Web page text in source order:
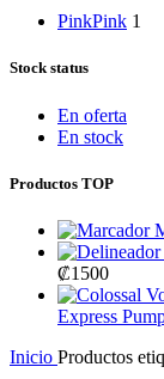
PinkPink 1
Stock status
En oferta
En stock
Productos TOP
₡1500
Express
Inicio Productos